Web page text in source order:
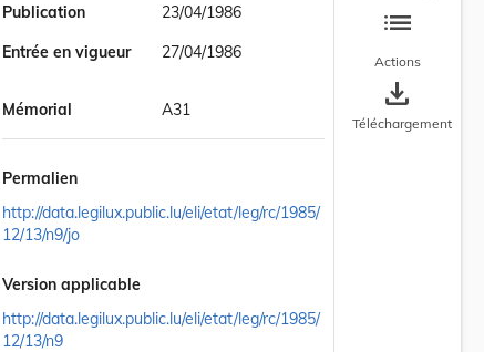
Publication
23/04/1986
Entrée en vigueur
27/04/1986
Mémorial A31
Permalien
http://data.legilux.public.lu/eli/etat/leg/rc/1985/
12/13/n9/jo
Version applicable
http://data.legilux.public.lu/eli/etat/leg/rc/1985/
12/13/n9
list
Actions
save_alt
Téléchargement